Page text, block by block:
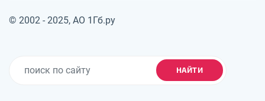
© 2002 - 2025, АО 1Гб.ру
НАЙТИ